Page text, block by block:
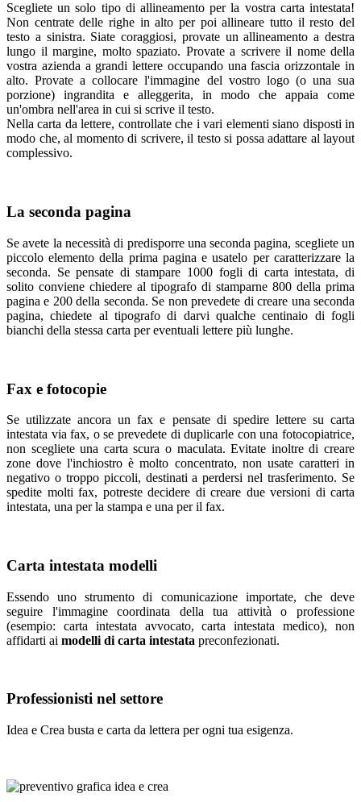
Scegliete un solo tipo di allineamento per la vostra carta intestata!
Non centrate delle righe in alto per poi allineare tutto il resto del
testo a sinistra. Siate coraggiosi, provate un allineamento a destra
lungo il margine, molto spaziato. Provate a scrivere il nome della
vostra azienda a grandi lettere occupando una fascia orizzontale in
alto. Provate a collocare l'immagine del vostro logo (o una sua
porzione) ingrandita e alleggerita, in modo che appaia come
un'ombra nell'area in cui si scrive il testo.
Nella carta da lettere, controllate che i vari elementi siano disposti in
modo che, al momento di scrivere, il testo si possa adattare al layout
complessivo.
La seconda pagina
Se avete la necessità di predisporre una seconda pagina, scegliete un
piccolo elemento della prima pagina e usatelo per caratterizzare la
seconda. Se pensate di stampare 1000 fogli di carta intestata, di
solito conviene chiedere al tipografo di stamparne 800 della prima
pagina e 200 della seconda. Se non prevedete di creare una seconda
pagina, chiedete al tipografo di darvi qualche centinaio di fogli
bianchi della stessa carta per eventuali lettere più lunghe.
Fax e fotocopie
Se utilizzate ancora un fax e pensate di spedire lettere su carta
intestata via fax, o se prevedete di duplicarle con una fotocopiatrice,
non scegliete una carta scura o maculata. Evitate inoltre di creare
zone dove l'inchiostro è molto concentrato, non usate caratteri in
negativo o troppo piccoli, destinati a perdersi nel trasferimento. Se
spedite molti fax, potreste decidere di creare due versioni di carta
intestata, una per la stampa e una per il fax.
Carta intestata modelli
Essendo uno strumento di comunicazione importate, che deve
seguire l'immagine coordinata della tua attività o professione
(esempio: carta intestata avvocato, carta intestata medico), non
affidarti ai modelli di carta intestata preconfezionati.
Professionisti nel settore
Idea e Crea busta e carta da lettera per ogni tua esigenza.